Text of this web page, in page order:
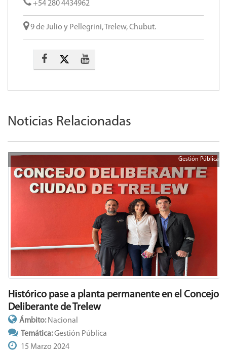
+54 280 4434962
9 de Julio y Pellegrini, Trelew, Chubut.
Noticias Relacionadas
Gestión Pública
Histórico pase a planta permanente en el Concejo
Deliberante de Trelew
Ámbito: Nacional
Temática:Gestión Pública
15 Marzo 2024